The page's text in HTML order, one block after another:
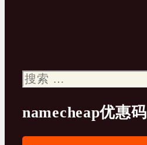
搜
namecheap优惠码